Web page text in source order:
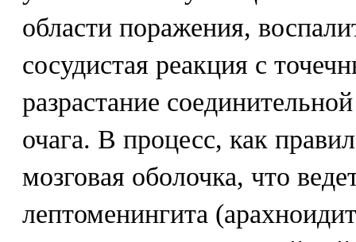
области поражения,
сосудистая реакция с
разрастание
очага. В процесс, как
мозговая оболочка, что
лептоменингита